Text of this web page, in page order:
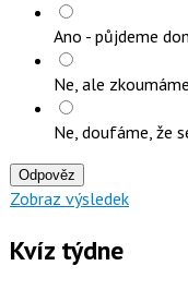
Ano - půjdeme
Ne, ale
Ne, doufáme, že
Odpověz
Zobraz výsledek
Kvíz týdne